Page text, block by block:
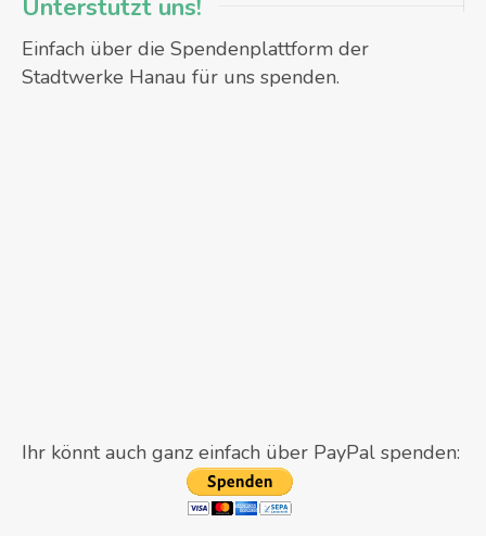
Unterstützt uns!
Einfach über die Spendenplattform der
Stadtwerke Hanau für uns spenden.
Ihr könnt auch ganz einfach über PayPal spenden: